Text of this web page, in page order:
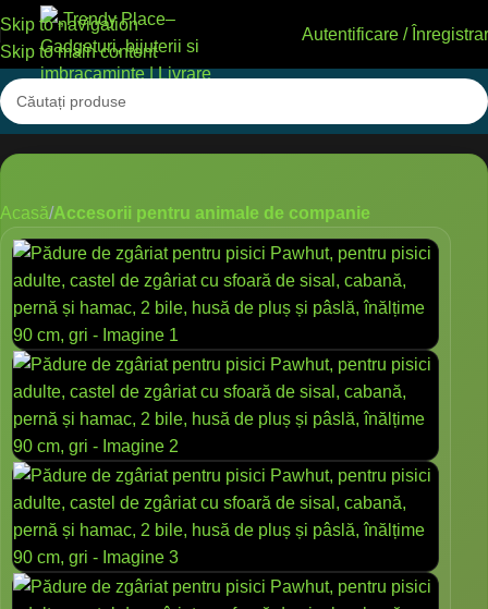
Skip to navigation
Skip to main content
Autentificare /
Acasă Accesorii pentru animale de companie